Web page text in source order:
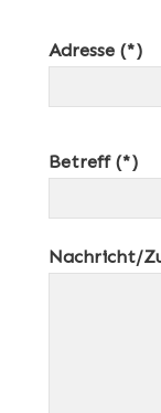
Adresse (*)
Betreff (*)
Nachricht/